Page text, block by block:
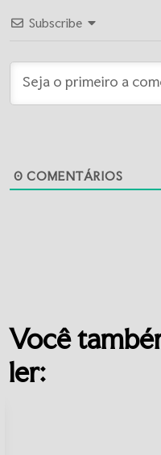
Subscribe
0 COMENTÁRIOS
Você
ler: